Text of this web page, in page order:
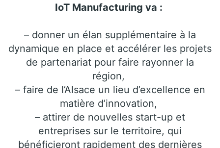
IoT Manufacturing va :
– donner un élan supplémentaire à la
dynamique en place et accélérer les projets
de partenariat pour faire rayonner la
région,
– faire de l’Alsace un lieu d’excellence en
matière d’innovation,
– attirer de nouvelles start-up et
entreprises sur le territoire, qui
bénéficieront rapidement des dernières